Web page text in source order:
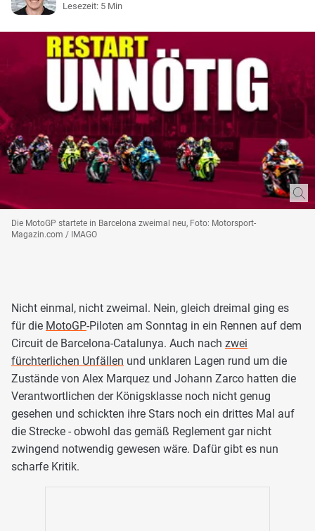
Lesezeit: 5 Min
Die MotoGP startete in Barcelona zweimal neu, Foto: Motorsport-
Magazin.com / IMAGO
Nicht einmal, nicht zweimal. Nein, gleich dreimal ging es
für die MotoGP-Piloten am Sonntag in ein Rennen auf dem
Circuit de Barcelona-Catalunya. Auch nach zwei
fürchterlichen Unfällen und unklaren Lagen rund um die
Zustände von Alex Marquez und Johann Zarco hatten die
Verantwortlichen der Königsklasse noch nicht genug
gesehen und schickten ihre Stars noch ein drittes Mal auf
die Strecke - obwohl das gemäß Reglement gar nicht
zwingend notwendig gewesen wäre. Dafür gibt es nun
scharfe Kritik.